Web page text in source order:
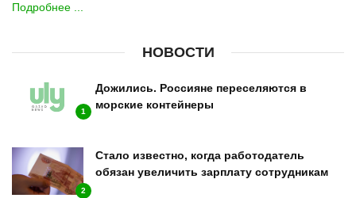
Подробнее ...
НОВОСТИ
1
Дожились. Россияне переселяются в
морские контейнеры
2
Стало известно, когда работодатель
обязан увеличить зарплату сотрудникам